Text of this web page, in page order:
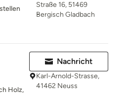
Straße 16, 51469
Bergisch Gladbach
Holz,
Nachricht
Karl-Arnold-Strasse,
41462 Neuss